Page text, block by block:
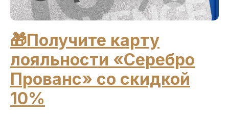
🎁Получите карту
лояльности «Серебро
Прованс» со скидкой
10%